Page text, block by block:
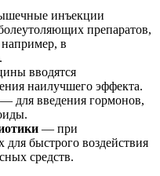
инъекции
препаратов,
в
вводятся
наилучшего эффекта.
— для введения гормонов,
— при
быстрого воздействия
средств.